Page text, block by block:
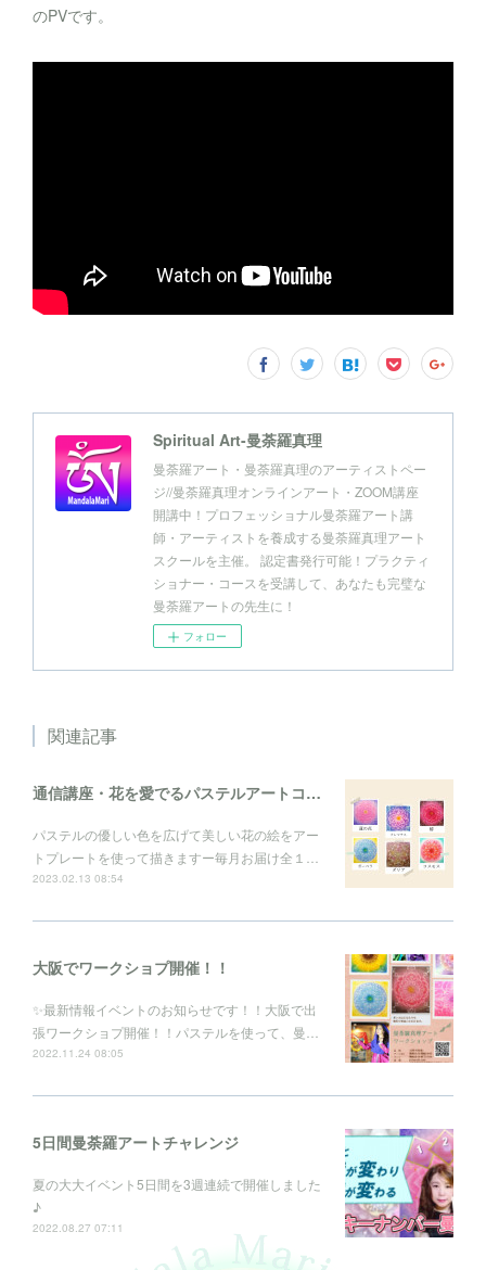
のPVです。
Spiritual Art-曼荼羅真理
曼荼羅アート・曼荼羅真理のアーティストペー
ジ//曼荼羅真理オンラインアート・ZOOM講座
開講中！プロフェッショナル曼荼羅アート講
師・アーティストを養成する曼荼羅真理アート
スクールを主催。 認定書発行可能！プラクティ
ショナー・コースを受講して、あなたも完璧な
曼荼羅アートの先生に！
フォロー
関連記事
通信講座・花を愛でるパステルアートコレクション
パステルの優しい色を広げて美しい花の絵をアー
トプレートを使って描きますー毎月お届け全１…
2023.02.13 08:54
大阪でワークショプ開催！！
✨最新情報イベントのお知らせです！！大阪で出
張ワークショプ開催！！パステルを使って、曼…
2022.11.24 08:05
5日間曼荼羅アートチャレンジ
夏の大大イベント5日間を3週連続で開催しました
♪
2022.08.27 07:11